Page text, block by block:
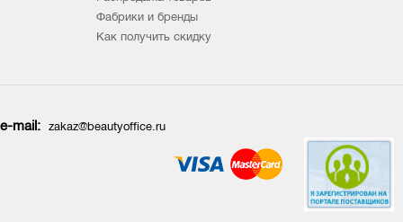
Фабрики и бренды
Как получить скидку
e-mail: zakaz@beautyoffice.ru